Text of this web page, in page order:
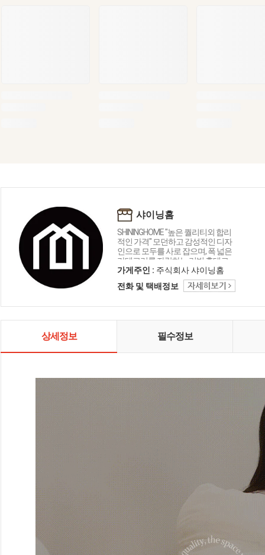
샤이닝홈
SHININGHOME "높은 퀄리티외 합리
적인 가격" 모던하고 감성적인 디자
인으로 모두를 사로 잡으며, 폭 넓은
카테고리를 자랑하는 리빙 홈데코
인테리어 샤이닝홈입니다.
가게주인 : 주식회사 샤이닝홈
전화 및 택배정보
상세정보 필수정보